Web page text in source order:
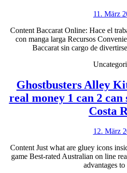
11. März
Content Baccarat Online: Hace el
con manga larga Recursos
Baccarat sin cargo de
Ghostbusters Alley
real money 1 can 2
Costa
12. März
Content Just what are gluey icons
game Best-rated Australian on line
advantages